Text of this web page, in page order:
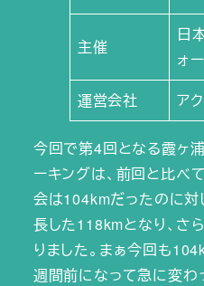
主催
日
ォ
運営会社
ア
今回で第4回となる霞ヶ
ーキングは、前回と比べ
会は104kmだったのに対
長した118kmとなり、さ
りました。まぁ今回も
週間前になって急に変わ